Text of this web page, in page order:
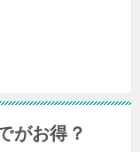
がお得？